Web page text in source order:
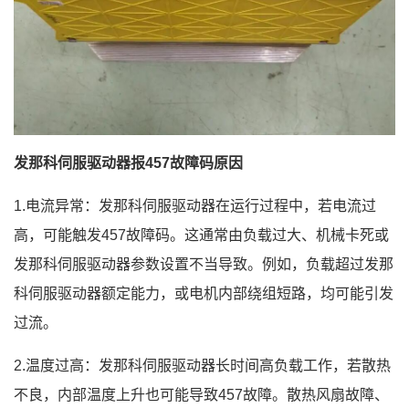
发那科伺服驱动器报457故障码原因
1.电流异常：发那科伺服驱动器在运行过程中，若电流过
高，可能触发457故障码。这通常由负载过大、机械卡死或
发那科伺服驱动器参数设置不当导致。例如，负载超过发那
科伺服驱动器额定能力，或电机内部绕组短路，均可能引发
过流。
2.温度过高：发那科伺服驱动器长时间高负载工作，若散热
不良，内部温度上升也可能导致457故障。散热风扇故障、